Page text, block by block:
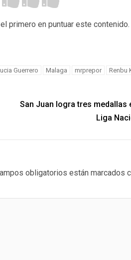
primero en puntuar este contenido.
Guerrero Malaga mrprepor Renbu
San Juan logra tres medallas
Liga
obligatorios están marcados